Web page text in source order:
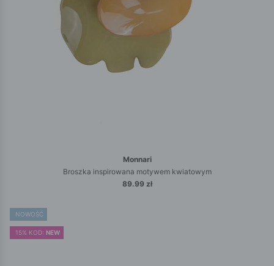
Monnari
Broszka inspirowana motywem kwiatowym
89.99 zł
NOWOŚĆ
15% KOD: NEW